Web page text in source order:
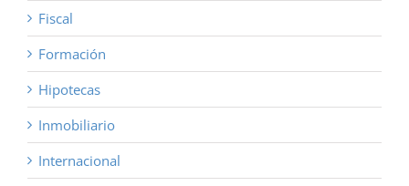
Fiscal
Formación
Hipotecas
Inmobiliario
Internacional